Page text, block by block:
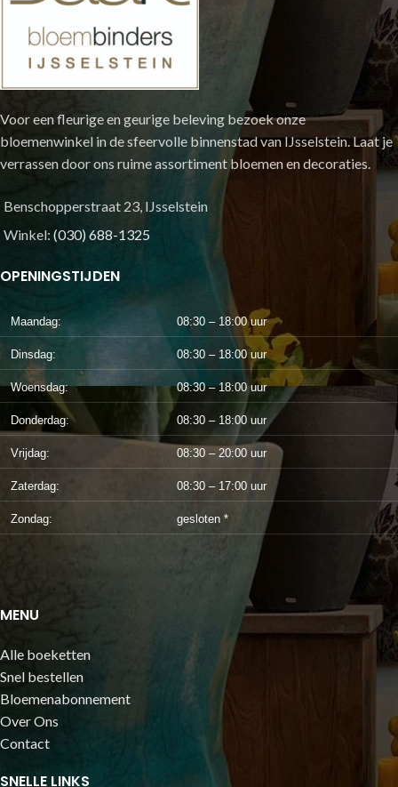
Voor een fleurige en geurige beleving bezoek onze
bloemenwinkel in de sfeervolle binnenstad van IJsselstein. Laat je
verrassen door ons ruime assortiment bloemen en decoraties.
Benschopperstraat 23, IJsselstein
Winkel: (030) 688-1325
OPENINGSTIJDEN
Maandag: 08:30 – 18:00 uur
Dinsdag: 08:30 – 18:00 uur
Woensdag: 08:30 – 18:00 uur
Donderdag: 08:30 – 18:00 uur
Vrijdag: 08:30 – 20:00 uur
Zaterdag: 08:30 – 17:00 uur
Zondag: gesloten *
MENU
Alle boeketten
Snel bestellen
Bloemenabonnement
Over Ons
Contact
SNELLE LINKS